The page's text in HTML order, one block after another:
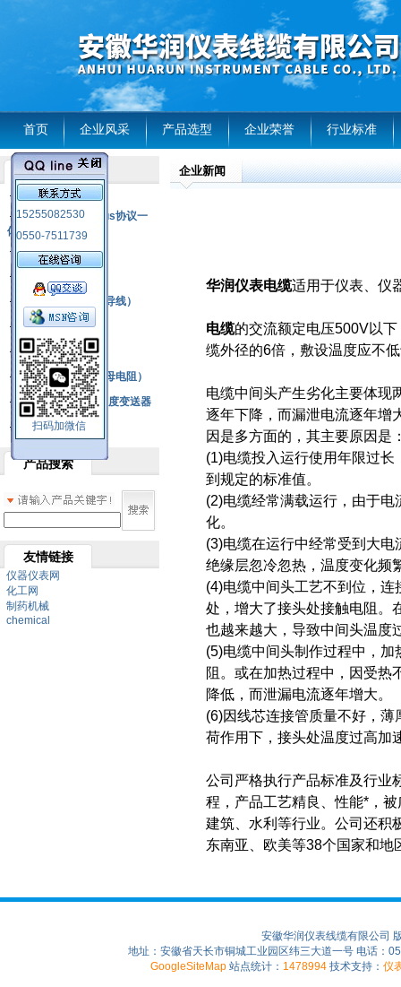
首页 企业风采 产品选型 企业荣誉 行业标准
15255082530
0550-7511739
扫码加微信
产品列表
风电温度传感器
RS485通讯modbus协议一
体化现场智能仪表
热电偶
热电偶补偿电缆（导线）
振动传感器
热电阻
铂热电阻元件（云母电阻）
SBW系列一体化温度变送器
双金属温度计
产品搜索
友情链接
仪器仪表网
化工网
制药机械
chemical
企业新闻
华润仪表电缆适用于仪表、仪
电缆的交流额定电压500V以
缆外径的6倍，敷设温度应不
电缆中间头产生劣化主要体现
逐年下降，而漏泄电流逐年增
因是多方面的，其主要原因是
(1)电缆投入运行使用年限过
到规定的标准值。
(2)电缆经常满载运行，由于
化。
(3)电缆在运行中经常受到大
绝缘层忽冷忽热，温度变化频
(4)电缆中间头工艺不到位，
处，增大了接头处接触电阻。
也越来越大，导致中间头温度
(5)电缆中间头制作过程中，
阻。或在加热过程中，因受热
降低，而泄漏电流逐年增大。
(6)因线芯连接管质量不好，
荷作用下，接头处温度过高加
公司严格执行产品标准及行业
程，产品工艺精良、性能*，
建筑、水利等行业。公司还积
东南亚、欧美等38个国家和地
安徽华润仪表线缆有限公司
地址：安徽省天长市铜城工业园区纬三大道一号 电话：
GoogleSiteMap 站点统计： 1478994 技术支持： 仪